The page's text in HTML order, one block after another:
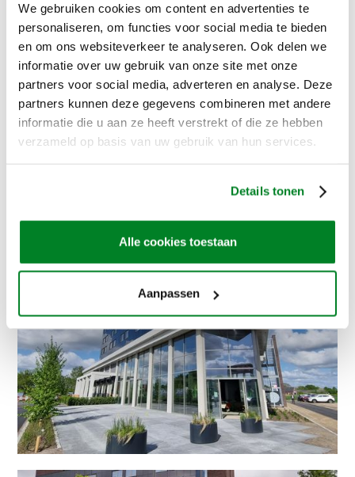
We gebruiken cookies om content en advertenties te
personaliseren, om functies voor social media te bieden
en om ons websiteverkeer te analyseren. Ook delen we
informatie over uw gebruik van onze site met onze
partners voor social media, adverteren en analyse. Deze
partners kunnen deze gegevens combineren met andere
informatie die u aan ze heeft verstrekt of die ze hebben
verzameld op basis van uw gebruik van hun services.
Details tonen
Alle cookies toestaan
Aanpassen